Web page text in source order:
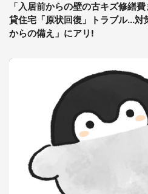
「入居前からの壁の古キズ修繕
貸住宅「原状回復」トラブル...
からの備え」にアリ!